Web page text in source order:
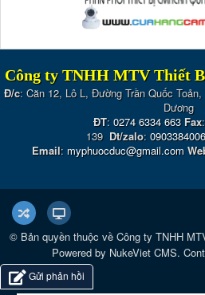
Công ty TNHH MTV Thiết
Đ/c: Căn 12, Lô L, Đường Trần Quốc
Dương
ĐT: 0274 6334 663 Fax
139 Dt/zalo: 0903384006
Email: myphuocduc@gmail.com
Gửi phản hồi
© Bản quyền thuộc về Công ty TNHH
Powered by NukeViet CMS.